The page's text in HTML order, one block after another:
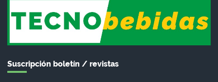
Suscripción boletín / revistas